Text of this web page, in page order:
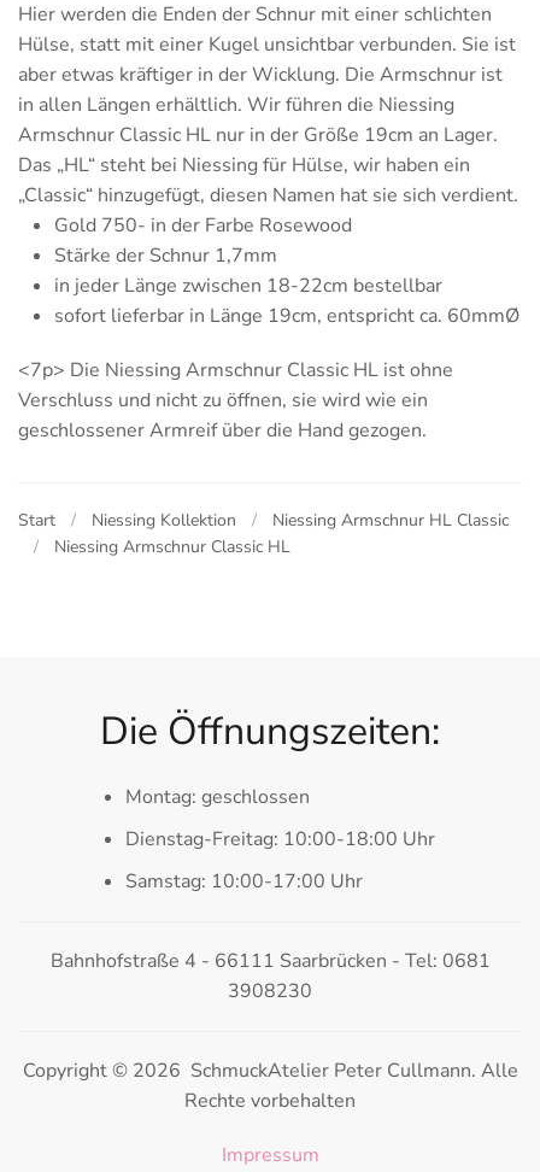
Hier werden die Enden der Schnur mit einer schlichten
Hülse, statt mit einer Kugel unsichtbar verbunden. Sie ist
aber etwas kräftiger in der Wicklung. Die Armschnur ist
in allen Längen erhältlich. Wir führen die Niessing
Armschnur Classic HL nur in der Größe 19cm an Lager.
Das „HL“ steht bei Niessing für Hülse, wir haben ein
„Classic“ hinzugefügt, diesen Namen hat sie sich verdient.
Gold 750- in der Farbe Rosewood
Stärke der Schnur 1,7mm
in jeder Länge zwischen 18-22cm bestellbar
sofort lieferbar in Länge 19cm, entspricht ca. 60mmØ
<7p> Die Niessing Armschnur Classic HL ist ohne
Verschluss und nicht zu öffnen, sie wird wie ein
geschlossener Armreif über die Hand gezogen.
Start Niessing Kollektion
Niessing Armschnur HL Classic
Niessing Armschnur Classic HL
Die Öffnungszeiten:
Montag: geschlossen
Dienstag-Freitag: 10:00-18:00 Uhr
Samstag: 10:00-17:00 Uhr
Bahnhofstraße 4 - 66111 Saarbrücken - Tel: 0681
3908230
Copyright © 2026 SchmuckAtelier Peter Cullmann. Alle
Rechte vorbehalten
Impressum